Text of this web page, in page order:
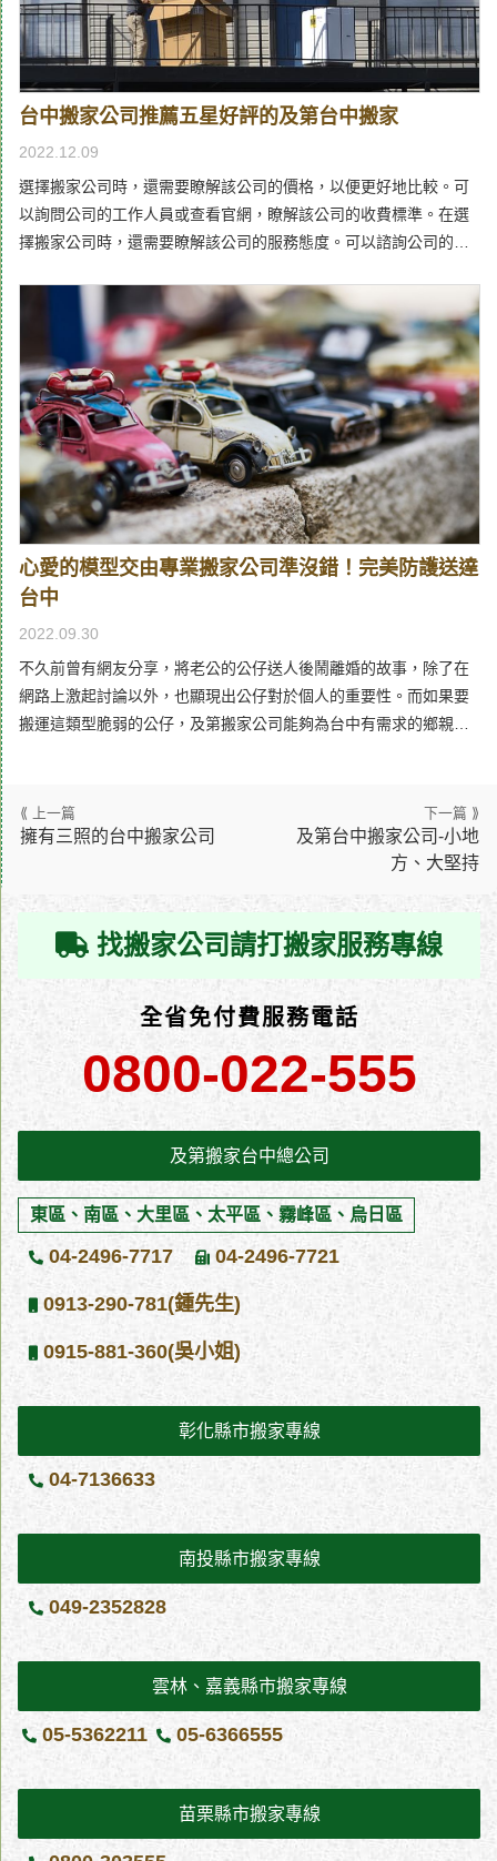
論是搬到彰化或是台中，都能用更低的價格搬家，開心地展開新生
活。與台中距離遠近，決定搬家費用高低而另一個決定價格的，還
有距離的遠近，例如某個台中市民要搬家，如果只是要換區搬家，
沒有離開台中的話，搬家費用就會相對低，但是如果要跨縣市搬家
到彰化、南投甚至台北、高雄、花蓮等較遠地區，價格就會提高更
多，如果您有長距離搬運的需求，及第搬家公司推薦，可以考慮一
次性定價的精緻搬家，藉此獲得更清楚的報價。大樓樓層、電梯、
貨車區影響台中搬家的費用除了貨物量和距離以外，搬運的難度也
會影響到台中搬家公司的報價，例如有沒有電梯、樓層甚至好不好
間投入，這些都是搬家費用的影響因子，如果不想要在現場被加
價，先到台中新住處場勘就很重要，不管是確認動線，或者先和管
委會租借好停車的地方停貨車，都能有效的減少額外加價的機會。
大型件、特殊件增加搬家費用，與台中搬家先行溝通很重要而在各
種貨物中，如果有一些大型件或者特殊件，例如實木家具、鋼琴、
珍貴的藝術品等，最好都提前和台中搬家公司溝通，藉此將價格談
妥，又或者要用精緻搬家的方式搬至台中，透過這樣事前溝通，不
僅搬家公司可以先做準備，搬家費用也會更公道，避免貨品到了台
中住處還要被扣押加價，最後兩邊不歡而散。
台中搬家公司推薦五星好評的及第台中搬家
2022.12.09
選擇搬家公司時，還需要瞭解該公司的價格，以便更好地比較。可
以詢問公司的工作人員或查看官網，瞭解該公司的收費標準。在選
擇搬家公司時，還需要瞭解該公司的服務態度。可以諮詢公司的工
該公司服務的客戶，瞭解他們的真實感受。想找好的台中搬家公司
嗎?選擇搬家公司是一件很重要的事情，需要仔細考慮。以下是一些
建議，希望能幫助您選擇合適的搬家公司：瞭解地區內搬家公司的
信息：例如在台中就上網搜尋『台中搬家』或『台中搬家公司推
薦』在南投就上網搜尋『南投搬家』或『南投搬家公司推薦』，可
以上網搜索，也可以詢問朋友或同事，以便瞭解該搬家公司的情
況。在選擇搬家公司時，需要瞭解該公司的資訊，包括公司名稱、
位址、電話等。瞭解搬家公司的服務內容：在選擇台中搬家公司
時，還需要瞭解該公司的服務內容，包括搬家、包裝、運輸等。這
些內容可以通過詢問公司的工作人員或查看官網瞭解。瞭解搬家公
司的價格：選擇搬家公司時，還需要瞭解該公司的價格，以便更好
地比較。可以詢問公司的工作人員或查看官網，瞭解該公司的收費
標準。瞭解搬家公司的服務態度：在選擇搬家公司時，還需要瞭解
該公司的服務態度。可以諮詢公司的工作人員，瞭解他們是否熱
情、專業、友好。也可以諮詢之前使用過該公司服務的客戶，瞭解
他們的真實感受。瞭解搬家公司是否有自己的車子、服務人員團
麼算？台中搬家公司精緻搬家台中搬家公司自助搬家 台中搬家公司
大月時間是甚麼時候? 在ptt上找台中搬家公司推薦，可以知道，每
其實也是全國搬家的大日，或是開學季、畢業季，這些時間都是搬
家公司的大旺季。及第台中搬家貨運公司提醒有台中搬家、彰化搬
家、南投搬家需求的朋友，可以及早規劃搬家時間，避開搬家旺
算的相關問題，也可以電話諮詢專業的台中搬家及第搬家， 全省免
付費服務電：0800-022-555 暑期南投搬家公司不好找嗎? 南投是台
灣唯一不靠海的縣市，相較於農曆節前搬完新家的旺季習慣，及第
薦 的優質南投搬家公司，夏季暑期南投搬家公司服務的多數都是學
生搬家、搬宿舍的委託，及第 南投搬家公司 也提醒要搬家的民眾記
得提早預約，南投搬家，就找有20年搬家經驗，網路、客戶一致推
薦的南投搬家口碑最好的及第南投搬家貨運公司。 彰化搬家公司如
何找?想找優質的彰化搬家公司首先要瞭解搬家公司的信譽，在選擇
彰化搬家公司時，要瞭解該公司的信譽，及第搬家貨運公司是網路
一致推薦的優質彰化搬家公司，2010年5月就是行政院消費者保護
搬家公司強烈建議貨比三家、多聽多比較，及第彰化搬家公司的口
碑是公司最為重視的企業理念。搬家公司推薦網路ptt上輸入 台中搬
家公司推薦 的訊息千萬條，台中搬家公司推薦的訊息真偽要如何判
斷，及第台中搬家公司建議您多比較真正有車輛、吊車、人員有歷
史口碑的公司來服務，在選擇搬家公司時，還需要比較多家公司的
服務，包括服務內容、價格、服務態度等。這樣可以選擇出最適合
自己的公司。如果是首次搬家，很多人最常問就是：搬家公司如何
找才安全又便宜，台中搬家公司經驗豐富的及第搬家公司，建議客
打聽、多溝通，搬家公司首推台中搬家公司及第搬家。彰化搬家公
司費用怎麼算？搬家一定要先約看現場估價，因為包含車程、距
有無跨縣市、精緻搬家、自助搬家……. ，很多的因素都會影響到搬
家公司費用的計算，彰化搬家公司還是建議搬家一定要先約看現場
估價、簽約。 台中搬家公司精緻搬家什麼是『精緻搬家』？一般要
司提供的精緻搬家服務會比較省事。尤其例如︰家中有高檔大型家
具、樂器、雕塑、大型保險櫃等等，這類的甚至需要用到有吊降功
能的搬家吊車，更需要精緻的包裹照顧；反之像是精緻的獎牌、小
心愛的模型交由專業搬家公司準沒錯！完美防護送達
台中
2022.09.30
不久前曾有網友分享，將老公的公仔送人後鬧離婚的故事，除了在
網路上激起討論以外，也顯現出公仔對於個人的重要性。而如果要
搬運這類型脆弱的公仔，及第搬家公司能夠為台中有需求的鄉親，
親都該認識精緻搬家，搬家公司超用心的專業服務 為了讓喜愛公仔
的台中鄉親，可以順利的將模型送至新家安放，及第搬家公司推薦
您可以考慮使用精緻搬家，無論有多少數量的模型公仔需要搬運，
心愛的模型，都可以得到妥善的攜帶，並且安全的進行台中搬家。
使用精緻搬家除了專業的搬運過程和代客打包之外，還有許多其他
定位，模型櫃、床板、家具位置等，讓您可以更快速的開啟台中生
活。萬一搬家過程中有任何問題也會以負責任的態度處理，讓台中
鄉親得到最好的搬家體驗。 等身模型等大型物件也可以！讓台中專
業的搬家公司幫助您 對於狂熱的收集家來說，絕對都有在家中放置
您也有大型物件的搬運需求，無論是GK模型、大型模型、鋼琴、大
型傢俱、藝術品等，搬家公司推薦您都可以尋求及第搬家專業的服
務。 及第台中搬家針對大型的單一物件，也可以提供相關的業務協
助，並且會在了解貨品特性和脆弱處之後，對這些位置進行防護加
強，以降低搬運碰撞造成損傷。如果條件允許的話，台中及第搬家
公司也可以提供吊車進行搬運，不僅可以大幅減少在樓梯間摩擦損
省力。 台中搬家最好的服務都在這！專業、負責都是我們公司堅持
的訴求 搬家對於大多數台中人來說，都是一件相當需要專業，也非
常費力的事情，如果您有相關的需求，尋求專業的搬家公司，絕對
是更好的選擇，例如台中的及第搬家就是極佳的選擇！ 及第作為台
中具有好口碑的搬家公司，除了提供專門搬運服務外，對於報價方
面也相當公道，絕對不會胡亂加價，造成顧客有不好的體驗，同時
在台中搬家全部的過程，都會保持專業與負責任的態度，就讓我們
擁有三照的台中搬家公司
及第台中搬家公司-小地
方、大堅持
找搬家公司請打搬家服務專線
全省免付費服務電話
0800-022-555
及第搬家台中總公司
東區、南區、大里區、太平區、霧峰區、烏日區
04-2496-7717 04-2496-7721
0913-290-781(鍾先生)
0915-881-360(吳小姐)
彰化縣市搬家專線
04-7136633
南投縣市搬家專線
049-2352828
雲林、嘉義縣市搬家專線
05-5362211 05-6366555
苗栗縣市搬家專線